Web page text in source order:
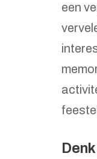
een